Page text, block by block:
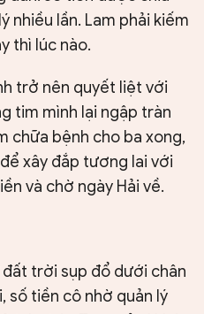
nhiều lần. Lam phải kiếm
thì lúc nào.
trở nên quyết liệt với
tim mình lại ngập tràn
chữa bệnh cho ba xong,
xây đắp tương lai với
và chờ ngày Hải về.
trời sụp đổ dưới chân
số tiền cô nhờ quản lý